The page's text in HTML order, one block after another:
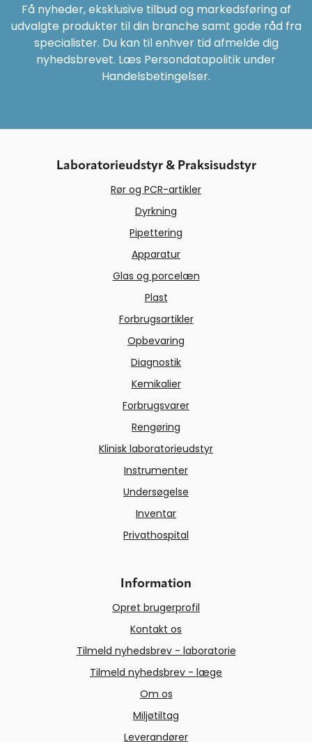
Få nyheder, eksklusive tilbud og markedsføring af
udvalgte produkter til din branche samt gode råd fra
specialister. Du kan til enhver tid afmelde dig
nyhedsbrevet. Læs Persondatapolitik under
Handelsbetingelser.
Laboratorieudstyr & Praksisudstyr
Rør og PCR-artikler
Dyrkning
Pipettering
Apparatur
Glas og porcelæn
Plast
Forbrugsartikler
Opbevaring
Diagnostik
Kemikalier
Forbrugsvarer
Rengøring
Klinisk laboratorieudstyr
Instrumenter
Undersøgelse
Inventar
Privathospital
Information
Opret brugerprofil
Kontakt os
Tilmeld nyhedsbrev - laboratorie
Tilmeld nyhedsbrev - læge
Om os
Miljøtiltag
Leverandører